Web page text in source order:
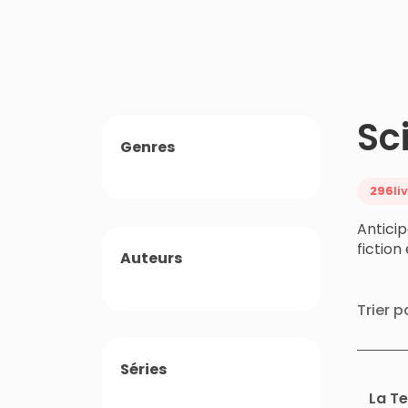
Genres
Auteurs
Séries
296
fiction
Trier
La